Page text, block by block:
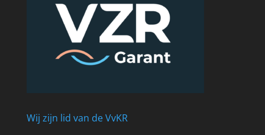
Wij zijn lid van de VvKR